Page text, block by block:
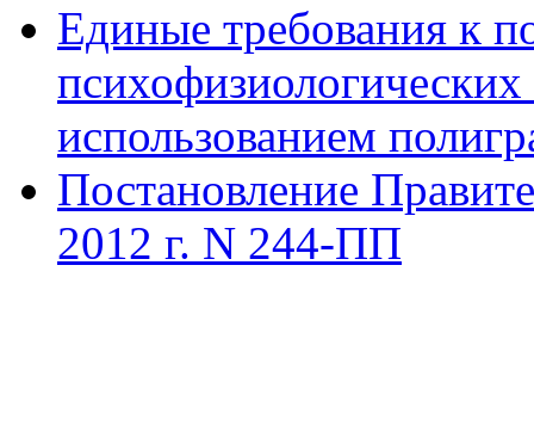
Единые требования к
использованием
Постановление
2012 г. N 244-ПП